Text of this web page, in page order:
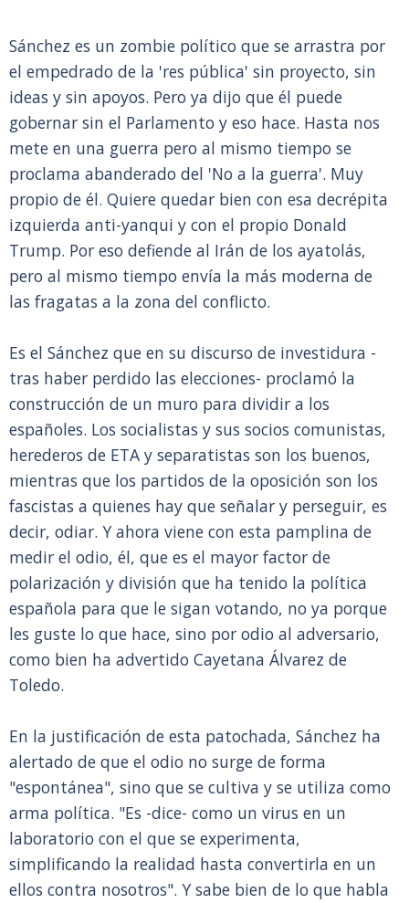
Sánchez es un zombie político que se arrastra por
el empedrado de la 'res pública' sin proyecto, sin
ideas y sin apoyos. Pero ya dijo que él puede
gobernar sin el Parlamento y eso hace. Hasta nos
mete en una guerra pero al mismo tiempo se
proclama abanderado del 'No a la guerra'. Muy
propio de él. Quiere quedar bien con esa decrépita
izquierda anti-yanqui y con el propio Donald
Trump. Por eso defiende al Irán de los ayatolás,
pero al mismo tiempo envía la más moderna de
las fragatas a la zona del conflicto.
Es el Sánchez que en su discurso de investidura -
tras haber perdido las elecciones- proclamó la
construcción de un muro para dividir a los
españoles. Los socialistas y sus socios comunistas,
herederos de ETA y separatistas son los buenos,
mientras que los partidos de la oposición son los
fascistas a quienes hay que señalar y perseguir, es
decir, odiar. Y ahora viene con esta pamplina de
medir el odio, él, que es el mayor factor de
polarización y división que ha tenido la política
española para que le sigan votando, no ya porque
les guste lo que hace, sino por odio al adversario,
como bien ha advertido Cayetana Álvarez de
Toledo.
En la justificación de esta patochada, Sánchez ha
alertado de que el odio no surge de forma
"espontánea", sino que se cultiva y se utiliza como
arma política. "Es -dice- como un virus en un
laboratorio con el que se experimenta,
simplificando la realidad hasta convertirla en un
ellos contra nosotros". Y sabe bien de lo que habla